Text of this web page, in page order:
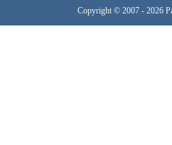
Copyright © 2007 - 2026